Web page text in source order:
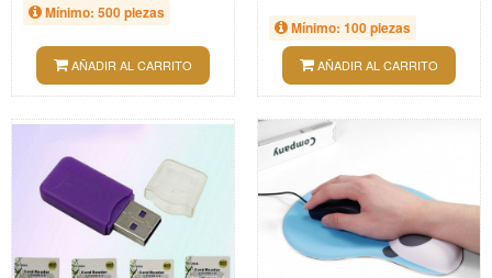
Mínimo: 500 piezas
AÑADIR AL CARRITO
Mínimo: 100 piezas
AÑADIR AL CARRITO